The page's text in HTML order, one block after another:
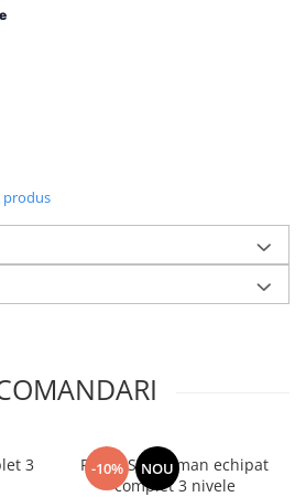
-10% NOU
Penar Spiderman echipat
complet 3 nivele